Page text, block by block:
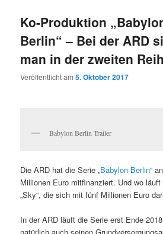
Ko-Produktion
Berlin“ – Bei der ARD
man in der zweiten
Veröffentlicht am5. Oktober 2017
Babylon Berlin Trailer
Die ARD hat die Serie „Babylon Berlin“
Millionen Euro mitfinanziert. Und wo
„Sky“, die sich mit fünf Millionen Euro
In der ARD läuft die Serie erst Ende